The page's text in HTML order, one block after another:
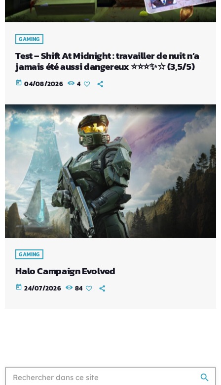
GAMING
Test – Shift At Midnight : travailler de nuit n’a
jamais été aussi dangereux ⭐⭐⭐✨☆ (3,5/5)
today 04/08/2026 4
GAMING
Halo Campaign Evolved
today 24/07/2026 84
search